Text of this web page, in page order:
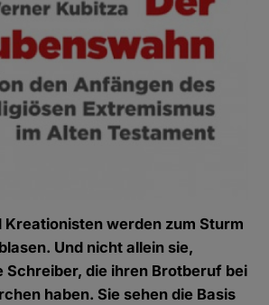
Kreationisten werden zum Sturm
Und nicht allein sie,
Schreiber, die ihren Brotberuf bei
haben. Sie sehen die Basis